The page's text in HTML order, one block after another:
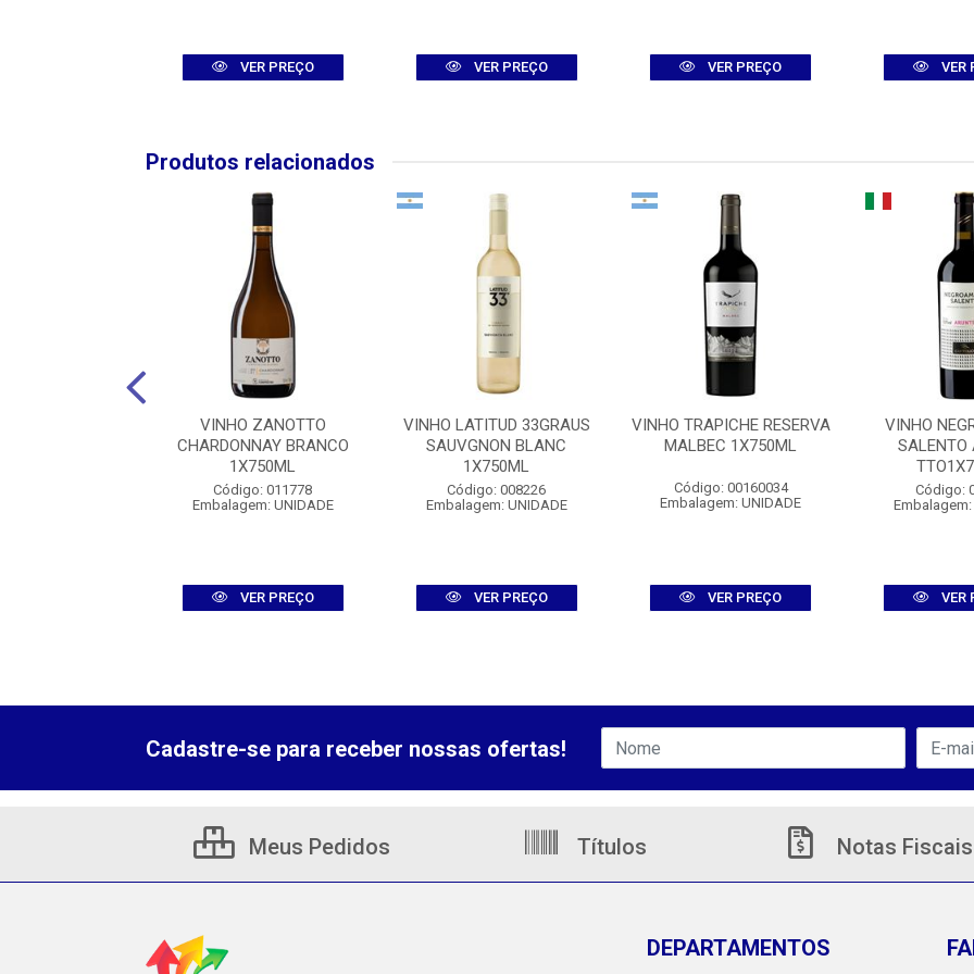
VER PREÇO VER PREÇO VER PREÇO VER
Produtos relacionados
VINHO ZANOTTO
CHARDONNAY BRANCO
1X750ML
Código: 011778
Embalagem: UNIDADE
VER PREÇO
VINHO LATITUD 33GRAUS
SAUVGNON BLANC
1X750ML
Código: 008226
Embalagem: UNIDADE
VER PREÇO
VINHO TRAPICHE RESERVA
MALBEC 1X750ML
Código: 00160034
Embalagem: UNIDADE
VER PREÇO
VINHO
SALENTO
Código:
Embalagem:
VER
Cadastre-se para receber nossas ofertas!
Meus Pedidos Títulos Notas Fiscais
DEPARTAMENTOS